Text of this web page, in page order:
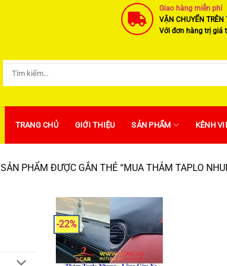
Giao hàng miễn phí
VẬN CHUYỂN TRÊN
Với đơn hàng trị giá
TRANG CHỦ GIỚI THIỆU SẢN PHẨM KÊNH
SẢN PHẨM ĐƯỢC GẮN THẺ “MUA THẢM TAPLO
-22%